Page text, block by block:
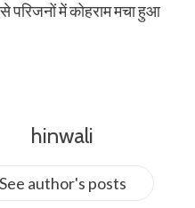
परिजनों में कोहराम मचा हुआ
hinwali
See author's posts